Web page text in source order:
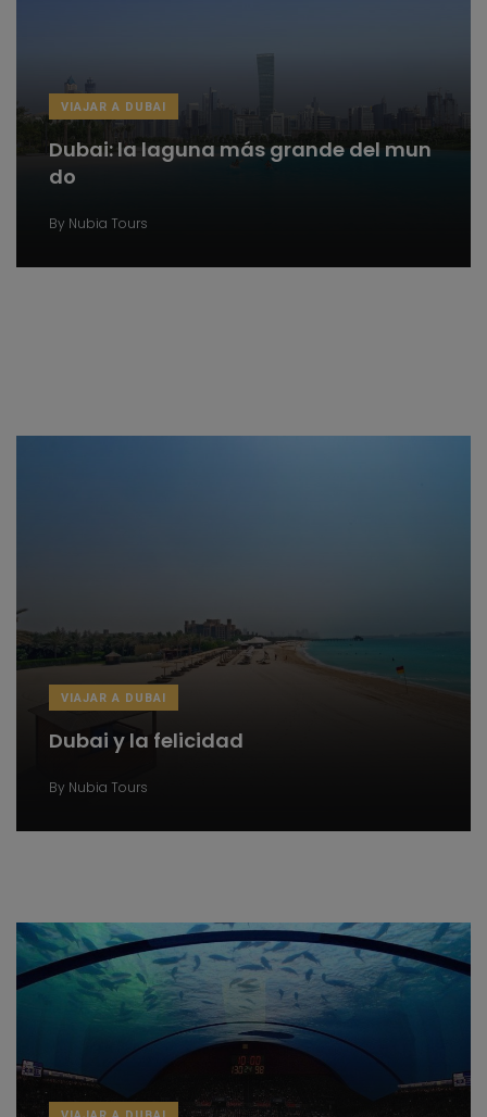
VIAJAR A DUBAI
Dubai: la laguna más grande del mun
do
By Nubia Tours
VIAJAR A DUBAI
Dubai y la felicidad
By Nubia Tours